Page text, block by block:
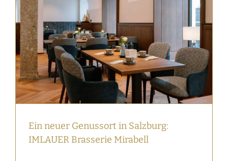
Ein neuer Genussort in Salzburg:
IMLAUER Brasserie Mirabell